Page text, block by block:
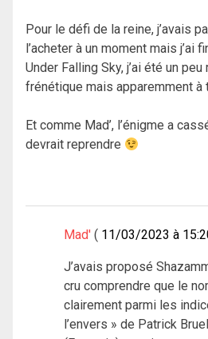
Pour le défi de la reine, j’avais
l’acheter à un moment mais j’ai
Under Falling Sky, j’ai été un
frénétique mais apparemment à
Et comme Mad’, l’énigme a
devrait reprendre
Mad' 11/03/2023 à
J’avais proposé
cru comprendre que le
clairement parmi les
l’envers » de Patrick